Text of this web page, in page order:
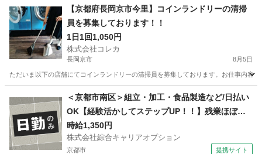
軽作業
【京都府長岡京市今里】コインランドリーの清掃
員を募集しております！！
1日1回1,050円
株式会社コレカ
長岡京市 8月5日
ただいま以下の店舗にてコインランドリーの清掃員を募集しております。お仕事内容
清掃
＜京都市南区＞組立・加工・食品製造など/日払い
OK【経験活かしてステップUP！！】残業ほぼナ
シ！
時給1,350円
株式会社綜合キャリアオプション
京都市 提携サイト